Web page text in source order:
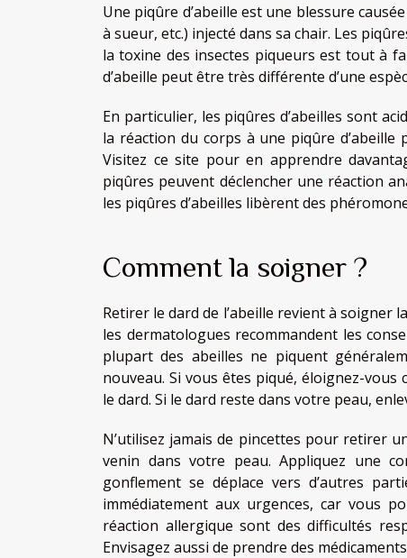
Une piqûre d’abeille est une blessure
à sueur, etc.) injecté dans sa chair. Les
la toxine des insectes piqueurs est tout à
d’abeille peut être très différente d’une
En particulier, les piqûres d’abeilles sont
la réaction du corps à une piqûre
Visitez ce site pour en apprendre
piqûres peuvent déclencher une réaction
les piqûres d’abeilles libèrent des
Comment la soigner ?
Retirer le dard de l’abeille revient à soigner
les dermatologues recommandent les
plupart des abeilles ne piquent
nouveau. Si vous êtes piqué, éloignez-
le dard. Si le dard reste dans votre peau,
N’utilisez jamais de pincettes pour retirer
venin dans votre peau. Appliquez une
gonflement se déplace vers d’autres
immédiatement aux urgences, car vous
réaction allergique sont des difficultés
Envisagez aussi de prendre des